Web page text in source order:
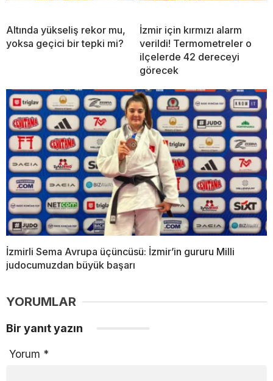
Altında yükseliş rekor mu,
yoksa geçici bir tepki mi?
İzmir için kırmızı alarm
verildi! Termometreler o
ilçelerde 42 dereceyi
görecek
İzmirli Sema Avrupa üçüncüsü: İzmir’in gururu Milli
judocumuzdan büyük başarı
YORUMLAR
Bir yanıt yazın
Yorum *